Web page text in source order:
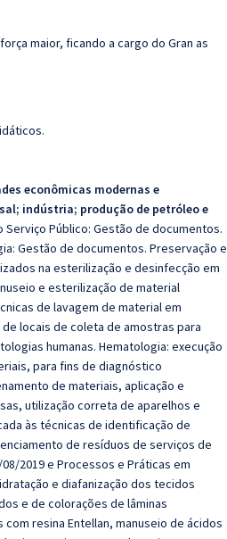
maior, ficando a cargo do Gran as
econômicas modernas e
indústria; produção de petróleo e
Serviço Público: Gestão de documentos.
Gestão de documentos. Preservação e
na esterilização e desinfecção em
e esterilização de material
de lavagem de material em
locais de coleta de amostras para
humanas. Hematologia: execução
para fins de diagnóstico
de materiais, aplicação e
utilização correta de aparelhos e
às técnicas de identificação de
de resíduos de serviços de
2019 e Processos e Práticas em
e diafanização dos tecidos
e de colorações de lâminas
resina Entellan, manuseio de ácidos